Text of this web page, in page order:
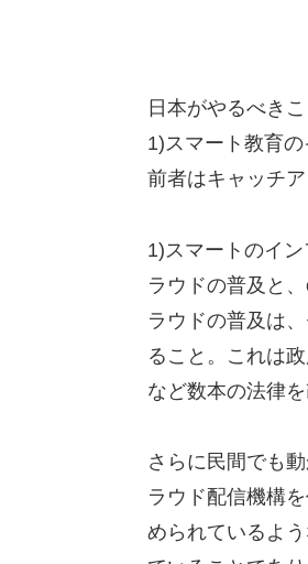
日本がやるべきこ
1)スマート教育
前者はキャッチ
1)スマートのイ
ラウドの普及と
ラウドの普及は
ること。これは
など数本の法律
さらに民間でも
ラウド配信機構
められているよ